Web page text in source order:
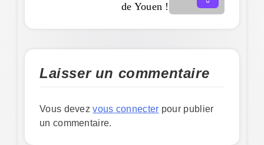
de Youen !
Laisser un commentaire
Vous devezvous connecter pour publier
un commentaire.